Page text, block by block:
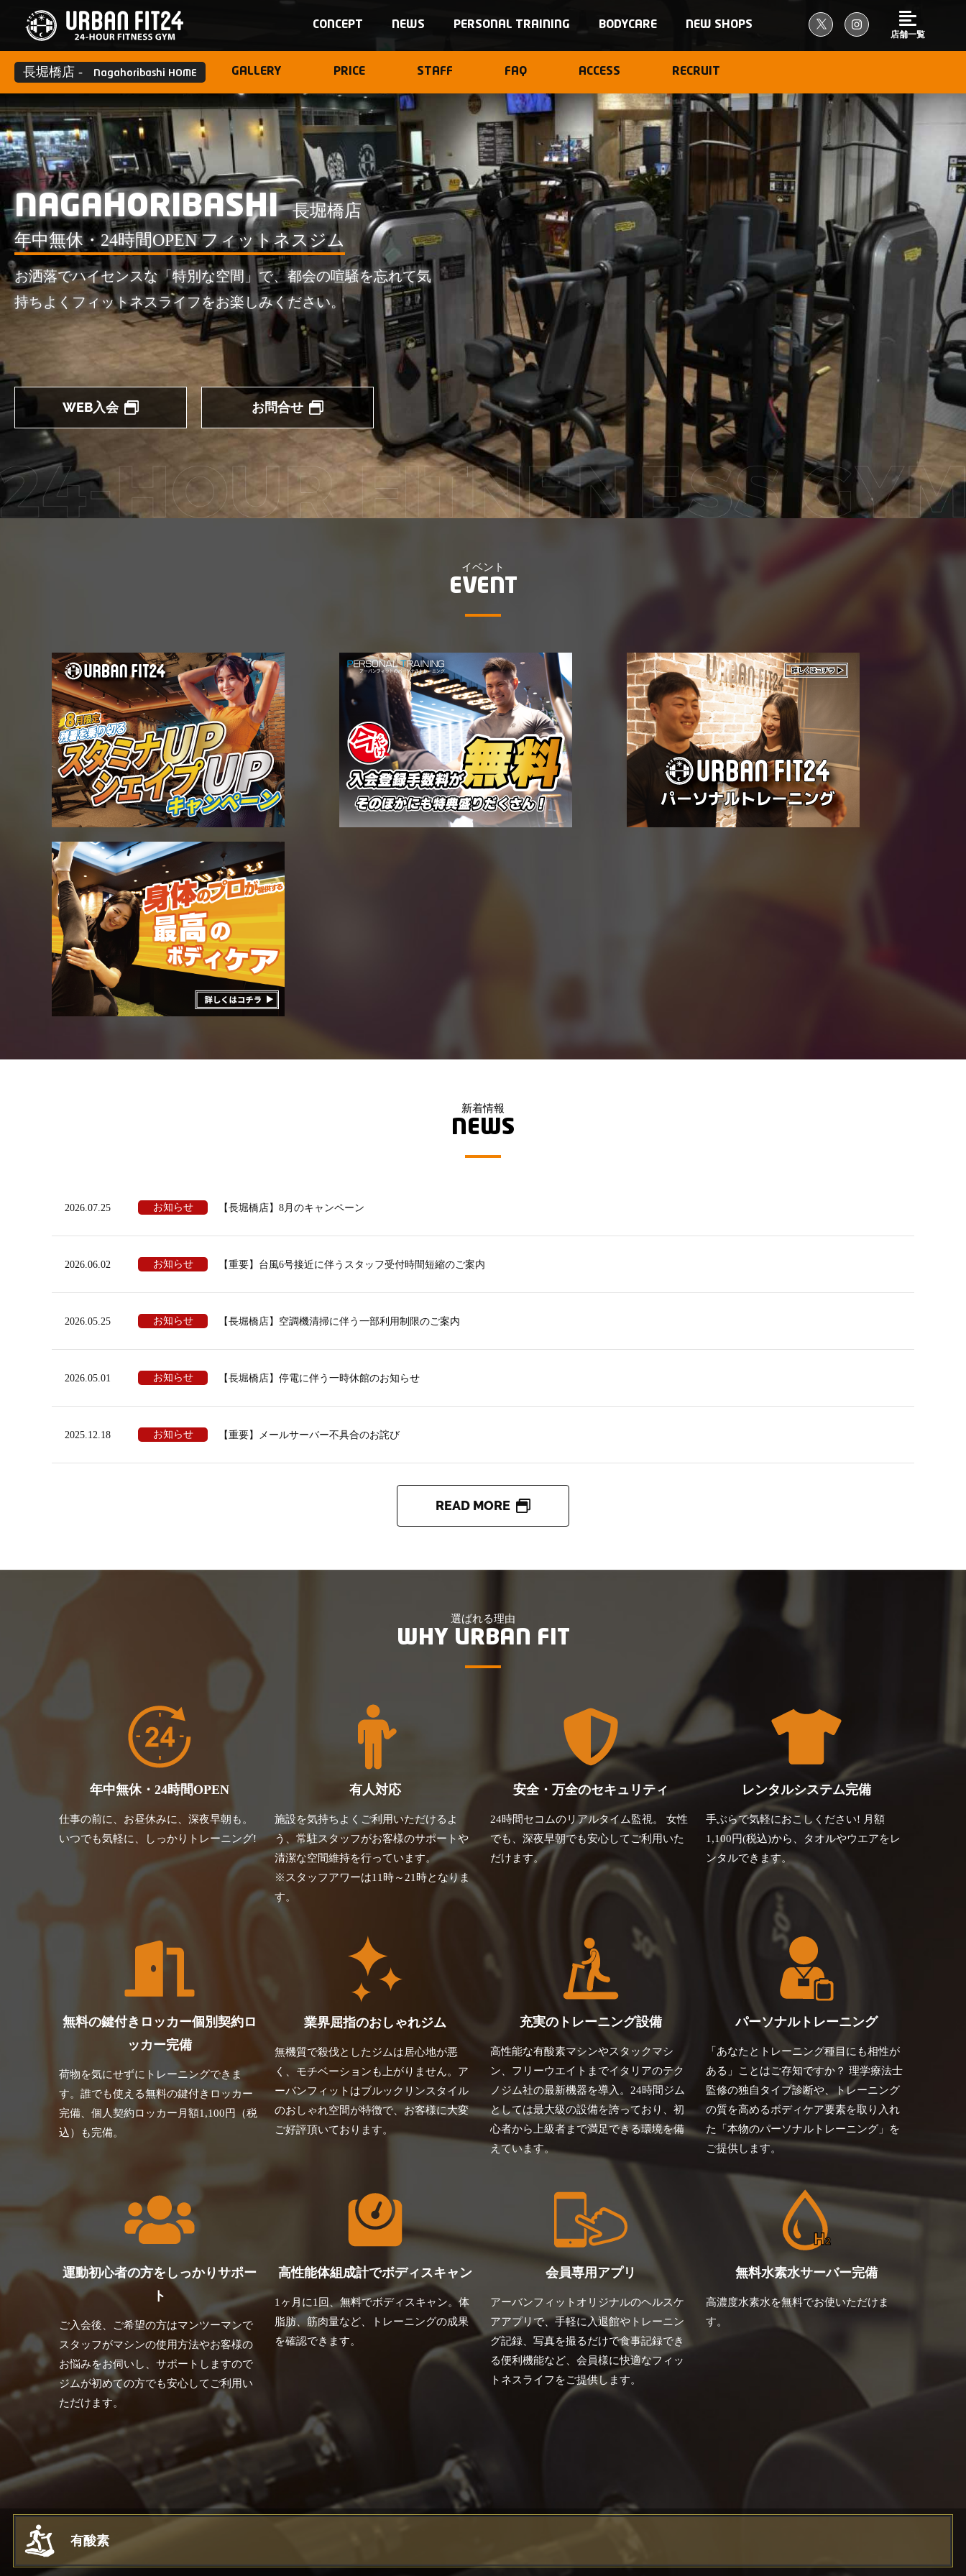
CONCEPT NEWS PERSONAL TRAINING BODYCARE NEW SHOPS
店舗一覧
長堀橋店 - Nagahoribashi HOME GALLERY PRICE STAFF FAQ ACCESS RECRUIT
NAGAHORIBASHI
長堀橋店
年中無休・24時間OPEN フィットネスジム
お洒落でハイセンスな「特別な空間」で、都会の喧騒を忘れて気
持ちよくフィットネスライフをお楽しみください。
WEB入会 お問合せ
イベント
EVENT
新着情報
NEWS
2026.07.25 お知らせ 【長堀橋店】8月のキャンペーン
2026.06.02 お知らせ 【重要】台風6号接近に伴うスタッフ受付時間短縮のご案内
2026.05.25 お知らせ 【長堀橋店】空調機清掃に伴う一部利用制限のご案内
2026.05.01 お知らせ 【長堀橋店】停電に伴う一時休館のお知らせ
2025.12.18 お知らせ 【重要】メールサーバー不具合のお詫び
READ MORE
選ばれる理由
WHY URBAN FIT
年中無休・24時間OPEN
仕事の前に、お昼休みに、深夜早朝も。
いつでも気軽に、しっかりトレーニング!
有人対応
施設を気持ちよくご利用いただけるよ
う、常駐スタッフがお客様のサポートや
清潔な空間維持を行っています。
※スタッフアワーは11時～21時となりま
す。
安全・万全のセキュリティ
24時間セコムのリアルタイム監視。 女性
でも、深夜早朝でも安心してご利用いた
だけます。
レンタルシステム完備
手ぶらで気軽におこしください! 月額
1,100円(税込)から、タオルやウエアをレ
ンタルできます。
無料の鍵付きロッカー個別契約ロ
ッカー完備
荷物を気にせずにトレーニングできま
す。誰でも使える無料の鍵付きロッカー
完備、個人契約ロッカー月額1,100円（税
込）も完備。
業界屈指のおしゃれジム
無機質で殺伐としたジムは居心地が悪
く、モチベーションも上がりません。ア
ーバンフィットはブルックリンスタイル
のおしゃれ空間が特徴で、お客様に大変
ご好評頂いております。
充実のトレーニング設備
高性能な有酸素マシンやスタックマシ
ン、フリーウエイトまでイタリアのテク
ノジム社の最新機器を導入。24時間ジム
としては最大級の設備を誇っており、初
心者から上級者まで満足できる環境を備
えています。
パーソナルトレーニング
「あなたとトレーニング種目にも相性が
ある」ことはご存知ですか？ 理学療法士
監修の独自タイプ診断や、トレーニング
の質を高めるボディケア要素を取り入れ
た「本物のパーソナルトレーニング」を
ご提供します。
運動初心者の方をしっかりサポー
ト
ご入会後、ご希望の方はマンツーマンで
スタッフがマシンの使用方法やお客様の
お悩みをお伺いし、サポートしますので
ジムが初めての方でも安心してご利用い
ただけます。
高性能体組成計でボディスキャン
1ヶ月に1回、無料でボディスキャン。体
脂肪、筋肉量など、トレーニングの成果
を確認できます。
会員専用アプリ
アーバンフィットオリジナルのヘルスケ
アアプリで、手軽に入退館やトレーニン
グ記録、写真を撮るだけで食事記録でき
る便利機能など、会員様に快適なフィッ
トネスライフをご提供します。
無料水素水サーバー完備
高濃度水素水を無料でお使いただけま
す。
マシンラインナップ
有酸素